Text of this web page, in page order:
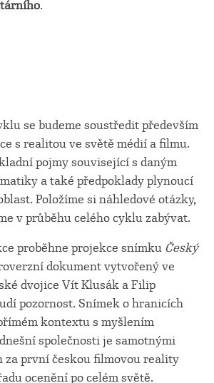
.
se budeme soustředit především
s realitou ve světě médií a filmu.
pojmy související s daným
a také předpoklady plynoucí
Položíme si náhledové otázky,
v průběhu celého cyklu zabývat.
proběhne projekce snímku Český
dokument vytvořený ve
dvojice Vít Klusák a Filip
pozornost. Snímek o hranicích
kontextu s myšlením
společnosti je samotnými
za první českou filmovou reality
ocenění po celém světě.